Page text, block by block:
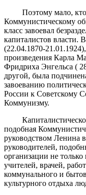
Поэтому мало, кто
Коммунистическому
класс завоевал
капиталистов власти.
(22.04.1870-
произведения Карла
Фридриха Энгельса (
другой, была
завоеванию
России к Советскому
Коммунизму.
Капиталистической
подобная
руководством Ленина
руководителей,
организации не
учителей, врачей,
коммунального и
культурного отдыха